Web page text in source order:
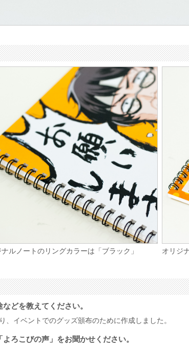
ルノートのリングカラーは「ブラック」 オリジ
どを教えてください。
イベントでのグッズ頒布のために作成しました。
ろこびの声」をお聞かせください。